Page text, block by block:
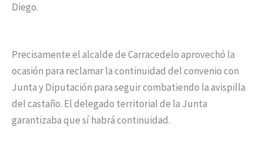
Diego.
Precisamente el alcalde de Carracedelo aprovechó la
ocasión para reclamar la continuidad del convenio con
Junta y Diputación para seguir combatiendo la avispilla
del castaño. El delegado territorial de la Junta
garantizaba que sí habrá continuidad.